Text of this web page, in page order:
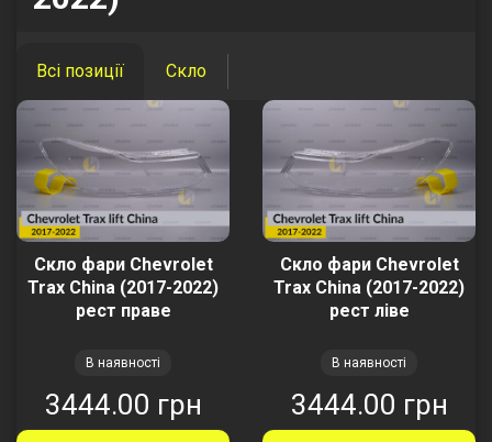
Всі позиції Скло
Скло фари Chevrolet
Trax China (2017-2022)
рест праве
В наявності
3444.00 грн
Скло фари Chevrolet
Trax China (2017-2022)
рест ліве
В наявності
3444.00 грн